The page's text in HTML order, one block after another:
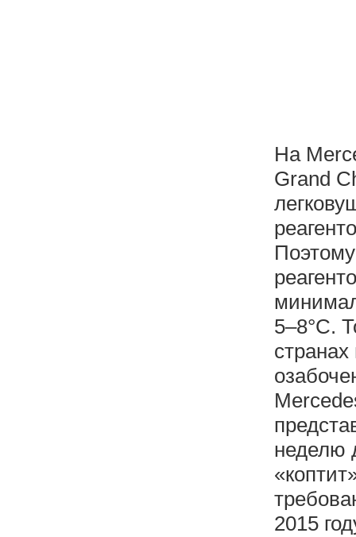
На
Grand
5–8°С.
неделю
2015